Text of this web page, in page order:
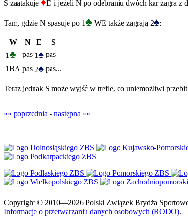
S zaatakuje D i jeżeli N po odebraniu dwóch kar zagra z
Tam, gdzie N spasuje po 1♣ WE także zagrają 2♠:
W N E
S
1♣ pas 1♠ pas
1BA pas 2♠ pas...
Teraz jednak S może wyjść w trefle, co uniemożliwi
«« poprzednia - następna »»
Copyright © 2010—2026 Polski Związek Brydża
Informacje o przetwarzaniu danych osobowych (RODO).